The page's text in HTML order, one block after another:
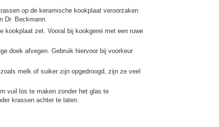
op de keramische kookplaat veroorzaken
Dr. Beckmann.
kookplaat zet. Vooral bij kookgerei met een ruwe
doek afvegen. Gebruik hiervoor bij voorkeur
melk of suiker zijn opgedroogd, zijn ze veel
vuil los te maken zonder het glas te
krassen achter te laten.